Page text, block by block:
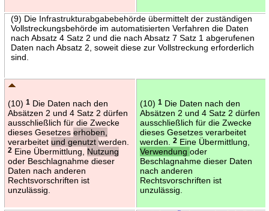
(9) Die Infrastrukturabgabebehörde übermittelt der zuständigen
Vollstreckungsbehörde im automatisierten Verfahren die Daten
nach Absatz 4 Satz 2 und die nach Absatz 7 Satz 1 abgerufenen
Daten nach Absatz 2, soweit diese zur Vollstreckung erforderlich
sind.
(10) 1Die Daten nach den
Absätzen 2 und 4 Satz 2 dürfen
ausschließlich für die Zwecke
dieses Gesetzes erhoben,
verarbeitet und genutzt werden.
2Eine Übermittlung, Nutzung
oder Beschlagnahme dieser
Daten nach anderen
Rechtsvorschriften ist
unzulässig.
(10) 1Die Daten nach den
Absätzen 2 und 4 Satz 2 dürfen
ausschließlich für die Zwecke
dieses Gesetzes verarbeitet
werden.
2Eine Übermittlung,
Verwendung oder
Beschlagnahme dieser Daten
nach anderen
Rechtsvorschriften ist
unzulässig.